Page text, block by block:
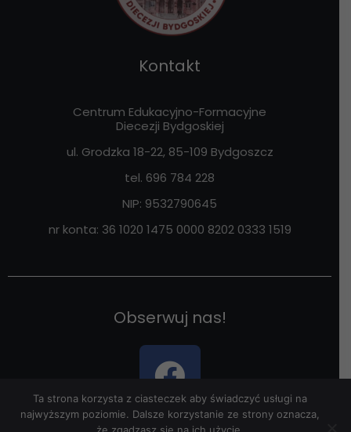
Kontakt
Centrum Edukacyjno-Formacyjne
Diecezji Bydgoskiej
ul. Grodzka 18-22, 85-109 Bydgoszcz
tel. 696 784 228
NIP: 9532790645
nr konta: 36 1020 1475 0000 8202 0333 1519
Obserwuj nas!
Ta strona korzysta z ciasteczek aby świadczyć usługi na
najwyższym poziomie. Dalsze korzystanie ze strony oznacza,